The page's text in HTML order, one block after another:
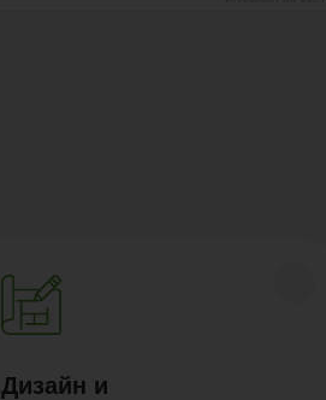
Дизайн и